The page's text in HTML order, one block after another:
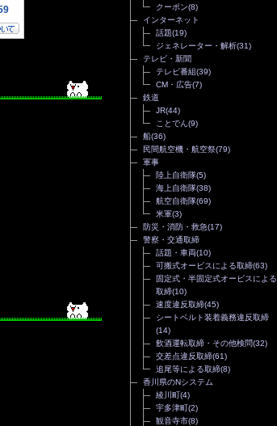
クーポン(8)
インターネット
話題(19)
ジェネレーター・解析(31)
テレビ・新聞
テレビ番組(39)
CM・広告(7)
鉄道
JR(44)
ことでん(9)
船(36)
民間航空機・航空祭(79)
軍事
陸上自衛隊(5)
海上自衛隊(38)
航空自衛隊(69)
米軍(3)
防災・消防・救急(17)
警察・交通取締
話題・車両(10)
可搬式オービスによる取締(63)
固定式・半固定式オービスによる
取締(10)
速度違反取締(45)
シートベルト装着義務違反取締
(14)
飲酒運転取締・その他検問(32)
交差点違反取締(61)
追尾等による取締(8)
香川県のNシステム
綾川町(4)
宇多津町(2)
観音寺市(8)